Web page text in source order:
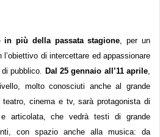
in più della passata stagione ,per un
l’obiettivo diintercettare ed appassionare
pubblico. Dal 25 gennaio all’11 aprile
molto conosciuti ancheal grande
cinema e tv, sarà protagonista di
e articolata,che vedrà testi di grande
con spazio anche alla musica: da